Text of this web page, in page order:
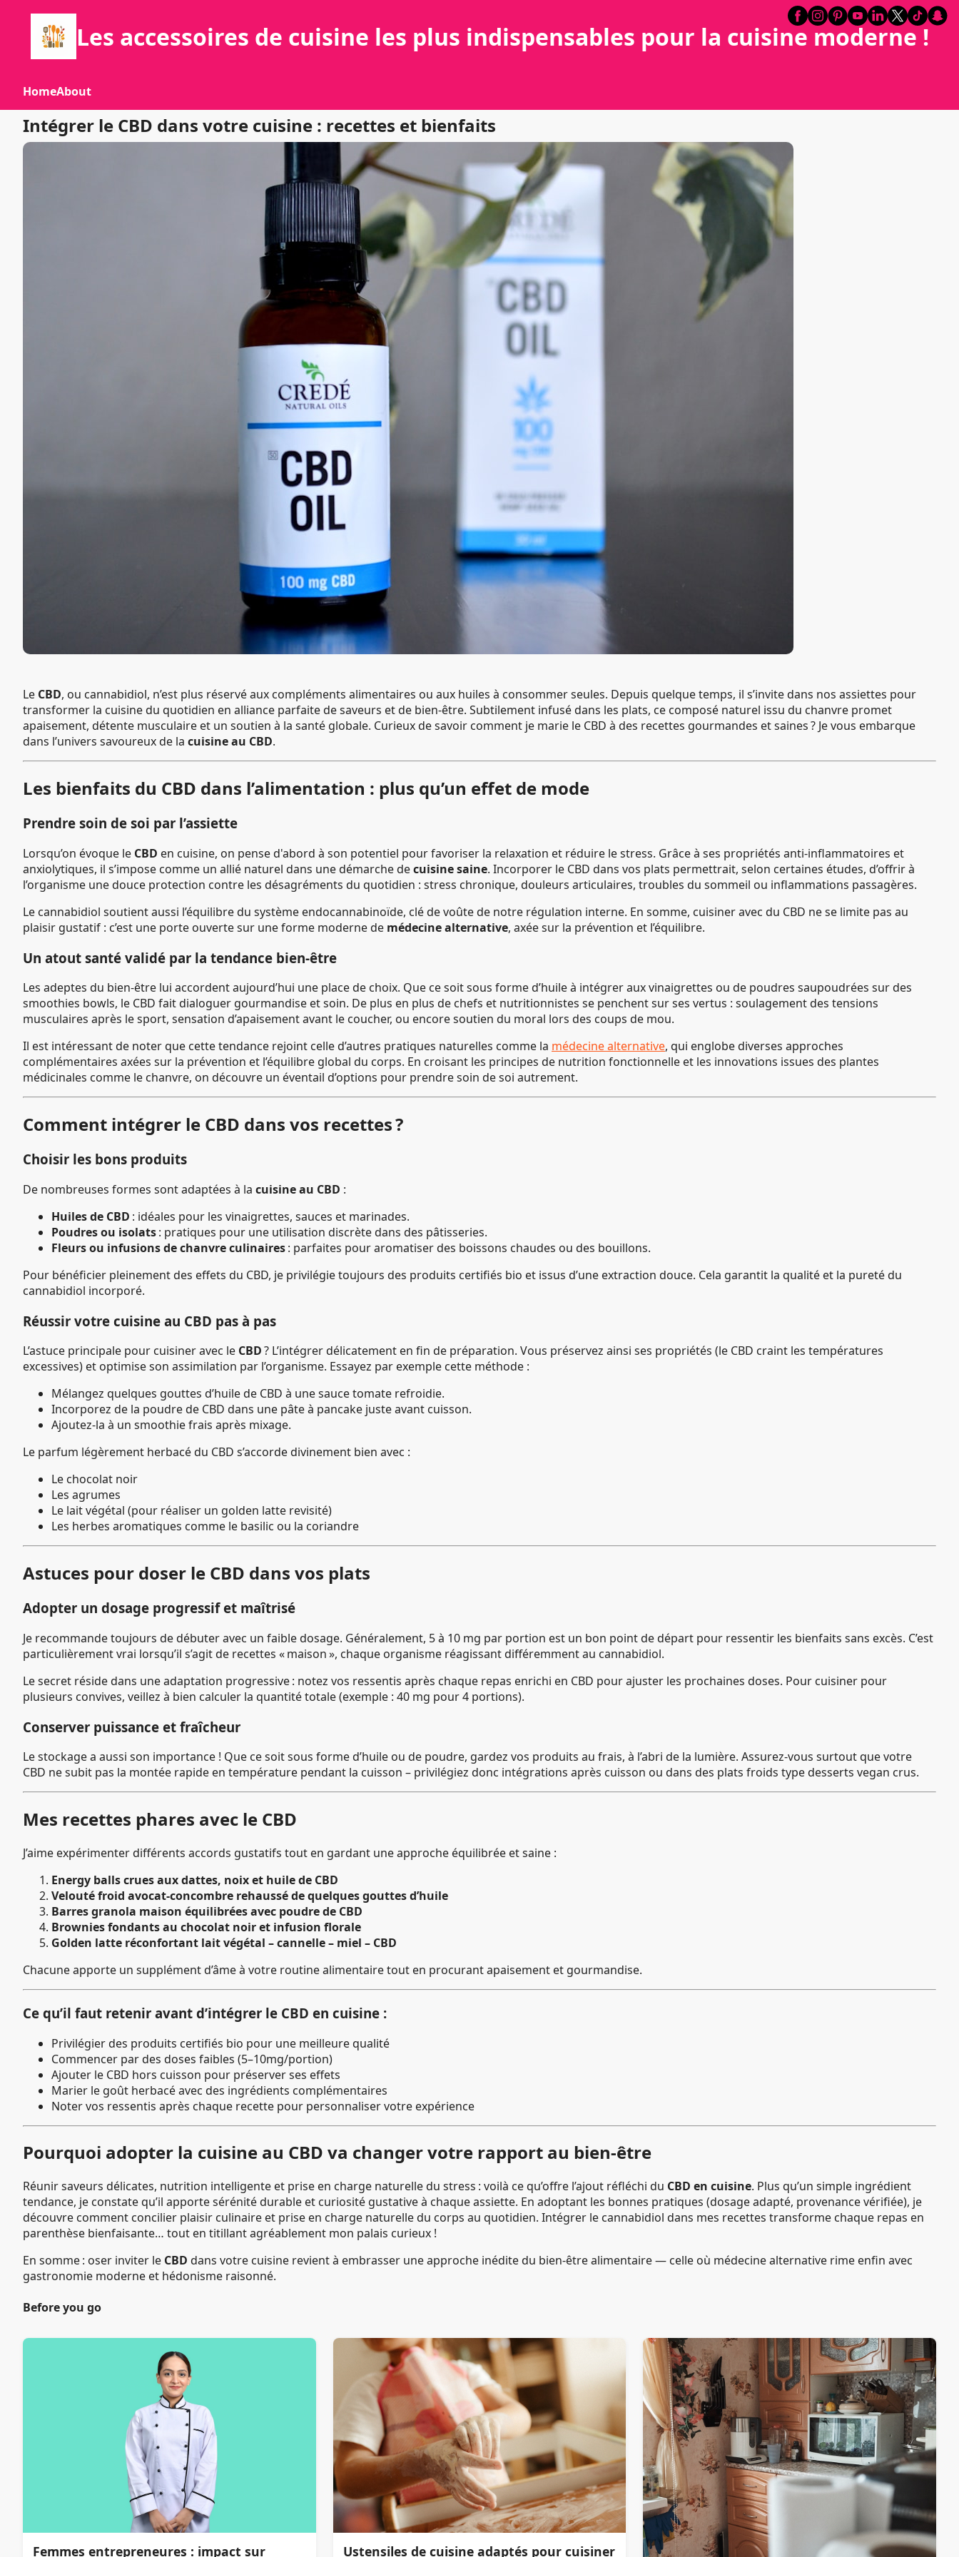
Les accessoires de cuisine les plus indispensables pour la cuisine moderne !
HomeAbout
Intégrer le CBD dans votre cuisine : recettes et bienfaits
Le CBD, ou cannabidiol, n’est plus réservé aux compléments alimentaires ou aux huiles à consommer seules. Depuis quelque temps, il s’invite dans nos assiettes pour
transformer la cuisine du quotidien en alliance parfaite de saveurs et de bien-être. Subtilement infusé dans les plats, ce composé naturel issu du chanvre promet
apaisement, détente musculaire et un soutien à la santé globale. Curieux de savoir comment je marie le CBD à des recettes gourmandes et saines ? Je vous embarque
dans l’univers savoureux de la cuisine au CBD.
Les bienfaits du CBD dans l’alimentation : plus qu’un effet de mode
Prendre soin de soi par l’assiette
Lorsqu’on évoque le CBD en cuisine, on pense d'abord à son potentiel pour favoriser la relaxation et réduire le stress. Grâce à ses propriétés anti-inflammatoires et
anxiolytiques, il s’impose comme un allié naturel dans une démarche decuisine saine. Incorporer le CBD dans vos plats permettrait, selon certaines études, d’offrir à
l’organisme une douce protection contre les désagréments du quotidien : stress chronique, douleurs articulaires, troubles du sommeil ou inflammations passagères.
Le cannabidiol soutient aussi l’équilibre du système endocannabinoïde, clé de voûte de notre régulation interne. En somme, cuisiner avec du CBD ne se limite pas au
plaisir gustatif : c’est une porte ouverte sur une forme moderne de médecine alternative, axée sur la prévention et l’équilibre.
Un atout santé validé par la tendance bien-être
Les adeptes du bien-être lui accordent aujourd’hui une place de choix. Que ce soit sous forme d’huile à intégrer aux vinaigrettes ou de poudres saupoudrées sur des
smoothies bowls, le CBD fait dialoguer gourmandise et soin. De plus en plus de chefs et nutritionnistes se penchent sur ses vertus : soulagement des tensions
musculaires après le sport, sensation d’apaisement avant le coucher, ou encore soutien du moral lors des coups de mou.
Il est intéressant de noter que cette tendance rejoint celle d’autres pratiques naturelles comme la médecine alternative, qui englobe diverses approches
complémentaires axées sur la prévention et l’équilibre global du corps. En croisant les principes de nutrition fonctionnelle et les innovations issues des plantes
médicinales comme le chanvre, on découvre un éventail d’options pour prendre soin de soi autrement.
Comment intégrer le CBD dans vos recettes ?
Choisir les bons produits
De nombreuses formes sont adaptées à la cuisine au CBD :
Huiles de CBD : idéales pour les vinaigrettes, sauces et marinades.
Poudres ou isolats: pratiques pour une utilisation discrète dans des pâtisseries.
Fleurs ou infusions de chanvre culinaires: parfaites pour aromatiser des boissons chaudes ou des bouillons.
Pour bénéficier pleinement des effets du CBD, je privilégie toujours des produits certifiés bio et issus d’une extraction douce. Cela garantit la qualité et la pureté du
cannabidiol incorporé.
Réussir votre cuisine au CBD pas à pas
L’astuce principale pour cuisiner avec le CBD? L’intégrer délicatement en fin de préparation. Vous préservez ainsi ses propriétés (le CBD craint les températures
excessives) et optimise son assimilation par l’organisme. Essayez par exemple cette méthode :
Mélangez quelques gouttes d’huile de CBD à une sauce tomate refroidie.
Incorporez de la poudre de CBD dans une pâte à pancake juste avant cuisson.
Ajoutez-la à un smoothie frais après mixage.
Le parfum légèrement herbacé du CBD s’accorde divinement bien avec :
Le chocolat noir
Les agrumes
Le lait végétal (pour réaliser un golden latte revisité)
Les herbes aromatiques comme le basilic ou la coriandre
Astuces pour doser le CBD dans vos plats
Adopter un dosage progressif et maîtrisé
Je recommande toujours de débuter avec un faible dosage. Généralement, 5 à 10 mg par portion est un bon point de départ pour ressentir les bienfaits sans excès. C’est
particulièrement vrai lorsqu’il s’agit de recettes « maison », chaque organisme réagissant différemment au cannabidiol.
Le secret réside dans une adaptation progressive : notez vos ressentis après chaque repas enrichi en CBD pour ajuster les prochaines doses. Pour cuisiner pour
plusieurs convives, veillez à bien calculer la quantité totale (exemple : 40 mg pour 4 portions).
Conserver puissance et fraîcheur
Le stockage a aussi son importance ! Que ce soit sous forme d’huile ou de poudre, gardez vos produits au frais, à l’abri de la lumière. Assurez-vous surtout que votre
CBD ne subit pas la montée rapide en température pendant la cuisson – privilégiez donc intégrations après cuisson ou dans des plats froids type desserts vegan crus.
Mes recettes phares avec le CBD
J’aime expérimenter différents accords gustatifs tout en gardant une approche équilibrée et saine :
Energy balls crues aux dattes, noix et huile de CBD
Velouté froid avocat-concombre rehaussé de quelques gouttes d’huile
Barres granola maison équilibrées avec poudre de CBD
Brownies fondants au chocolat noir et infusion florale
Golden latte réconfortant lait végétal – cannelle – miel – CBD
Chacune apporte un supplément d’âme à votre routine alimentaire tout en procurant apaisement et gourmandise.
Ce qu’il faut retenir avant d’intégrer le CBD en cuisine :
Privilégier des produits certifiés bio pour une meilleure qualité
Commencer par des doses faibles (5–10mg/portion)
Ajouter le CBD hors cuisson pour préserver ses effets
Marier le goût herbacé avec des ingrédients complémentaires
Noter vos ressentis après chaque recette pour personnaliser votre expérience
Pourquoi adopter la cuisine au CBD va changer votre rapport au bien-être
Réunir saveurs délicates, nutrition intelligente et prise en charge naturelle du stress : voilà ce qu’offre l’ajout réfléchi du CBD en cuisine. Plus qu’un simple ingrédient
tendance, je constate qu’il apporte sérénité durable et curiosité gustative à chaque assiette. En adoptant les bonnes pratiques (dosage adapté, provenance vérifiée), je
découvre comment concilier plaisir culinaire et prise en charge naturelle du corps au quotidien. Intégrer le cannabidiol dans mes recettes transforme chaque repas en
parenthèse bienfaisante… tout en titillant agréablement mon palais curieux !
En somme : oser inviter le CBD dans votre cuisine revient à embrasser une approche inédite du bien-être alimentaire — celle où médecine alternative rime enfin avec
gastronomie moderne et hédonisme raisonné.
Before you go
Femmes entrepreneures : impact sur Ustensiles de cuisine adaptés pour cuisiner